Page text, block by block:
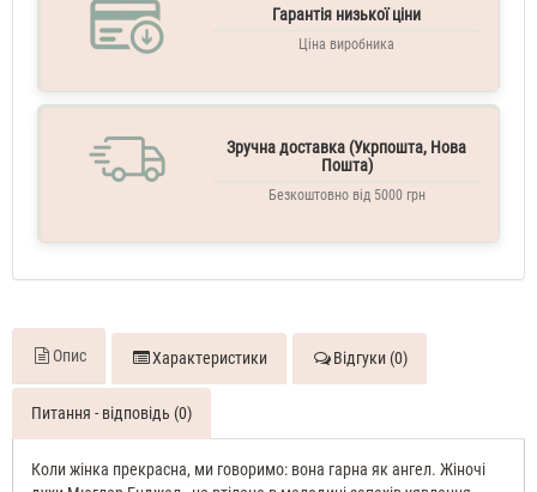
Гарантія низької ціни
Ціна виробника
Зручна доставка (Укрпошта, Нова
Пошта)
Безкоштовно від 5000 грн
Опис Характеристики Відгуки (0)
Питання - відповідь (0)
Коли жінка прекрасна, ми говоримо: вона гарна як ангел. Жіночі